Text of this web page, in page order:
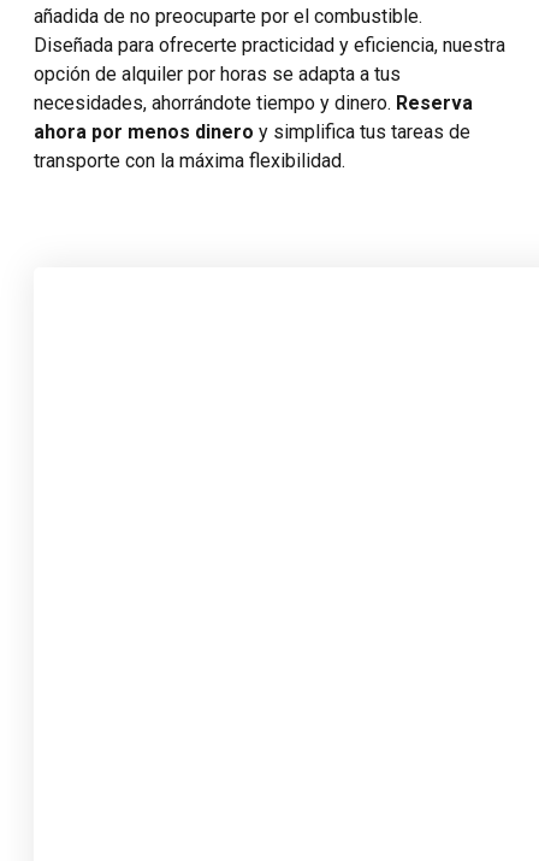
añadida de no preocuparte por el combustible.
Diseñada para ofrecerte practicidad y eficiencia, nuestra
opción de alquiler por horas se adapta a tus
necesidades, ahorrándote tiempo y dinero. Reserva
ahora por menos dinero y simplifica tus tareas de
transporte con la máxima flexibilidad.